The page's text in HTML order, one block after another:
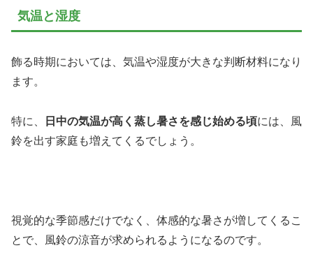
気温と湿度
飾る時期においては、気温や湿度が大きな判断材料になり
ます。
特に、 日中の気温が高く蒸し暑さを感じ始める頃には、風
鈴を出す家庭も増えてくるでしょう。
視覚的な季節感だけでなく、体感的な暑さが増してくるこ
とで、風鈴の涼音が求められるようになるのです。